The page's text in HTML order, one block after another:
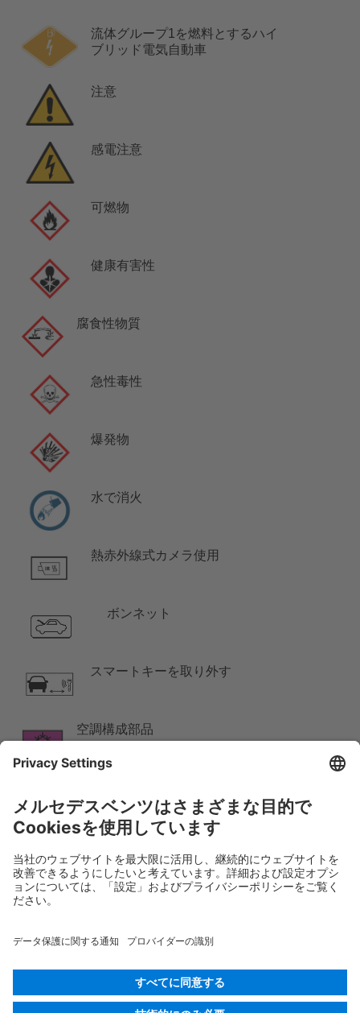
流体グループ1を燃料とするハイ
ブリッド電気自動車
注意
感電注意
可燃物
健康有害性
腐食性物質
急性毒性
爆発物
水で消火
熱赤外線式カメラ使用
ボンネット
スマートキーを取り外す
空調構成部品
254.656
© 2026Mercedes-Benz AG